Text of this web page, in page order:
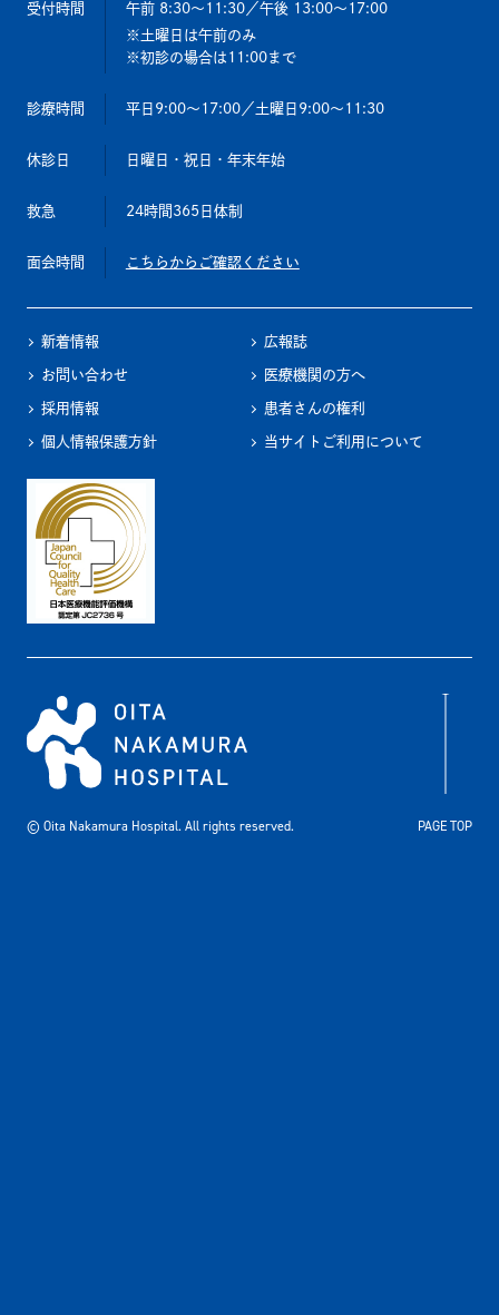
受付時間 午前 8:30～11:30／午後 13:00～17:00
土曜日は午前のみ
初診の場合は11:00まで
診療時間 平日9:00～17:00／土曜日9:00～11:30
休診日 日曜日・祝日・年末年始
救急 24時間365日体制
面会時間 こちらからご確認ください
新着情報 広報誌
お問い合わせ 医療機関の方へ
採用情報 患者さんの権利
個人情報保護方針 当サイトご利用について
© Oita Nakamura Hospital. All rights reserved. PAGE TOP